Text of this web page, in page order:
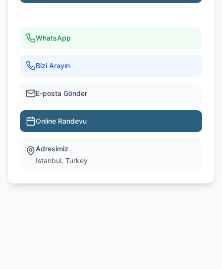
WhatsApp
Bizi Arayın
E-posta Gönder
Online Randevu
Adresimiz
Istanbul, Turkey